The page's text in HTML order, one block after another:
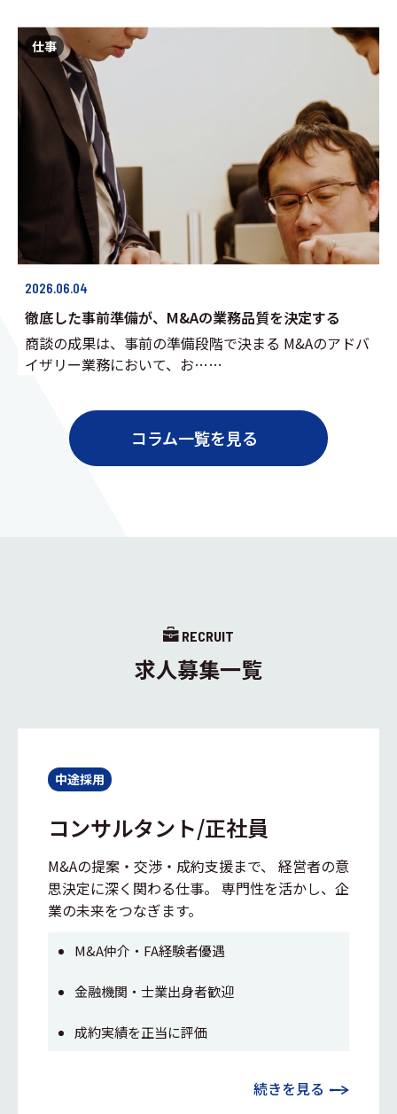
2026.06.04
徹底した事前準備が、M&Aの業務品質を決定する
商談の成果は、事前の準備段階で決まる M&Aのアドバ
イザリー業務において、お……
仕事
コラム一覧を見る
RECRUIT
求人募集一覧
中途採用
コンサルタント/正社員
M&Aの提案・交渉・成約支援まで、 経営者の意
思決定に深く関わる仕事。 専門性を活かし、企
業の未来をつなぎます。
M&A仲介・FA経験者優遇
金融機関・士業出身者歓迎
成約実績を正当に評価
続きを見る